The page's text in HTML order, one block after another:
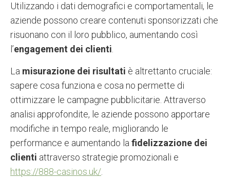
Utilizzando i dati demografici e comportamentali, le
aziende possono creare contenuti sponsorizzati che
risuonano con il loro pubblico, aumentando così
l’engagement dei clienti
La misurazione dei risultati è altrettanto cruciale:
sapere cosa funziona e cosa no permette di
ottimizzare le campagne pubblicitarie. Attraverso
analisi approfondite, le aziende possono apportare
modifiche in tempo reale, migliorando le
performance e aumentando la fidelizzazione dei
clienti attraverso strategie promozionali e
https://888-casinos.uk/